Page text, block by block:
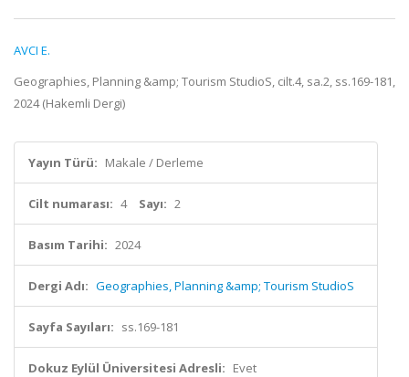
AVCI E.
Geographies, Planning &amp; Tourism StudioS, cilt.4, sa.2, ss.169-181,
2024 (Hakemli Dergi)
Yayın Türü: Makale / Derleme
Cilt numarası: 4 Sayı: 2
Basım Tarihi: 2024
Dergi Adı: Geographies, Planning &amp; Tourism StudioS
Sayfa Sayıları: ss.169-181
Dokuz Eylül Üniversitesi Adresli: Evet